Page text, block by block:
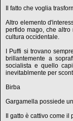
Il fatto che voglia
Altro elemento
perfido mago, che
cultura occidentale.
I Puffi si trovano
brillantemente a
socialista e quello
inevitablmente per
Birba
Gargamella possiede
Il gatto è cattivo come